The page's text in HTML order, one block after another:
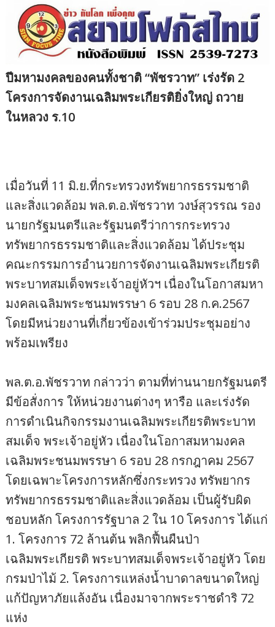
ปีมหามงคลของคนทั้งชาติ “พัชรวาท” เร่งรัด 2
โครงการจัดงานเฉลิมพระเกียรติยิ่งใหญ่ ถวาย
ในหลวง ร.10
เมื่อวันที่ 11 มิ.ย.ที่กระทรวงทรัพยากรธรรมชาติ
และสิ่งแวดล้อม พล.ต.อ.พัชรวาท วงษ์สุวรรณ รอง
นายกรัฐมนตรีและรัฐมนตรีว่าการกระทรวง
ทรัพยากรธรรมชาติและสิ่งแวดล้อม ได้ประชุม
คณะกรรมการอำนวยการจัดงานเฉลิมพระเกียรติ
พระบาทสมเด็จพระเจ้าอยู่หัวฯ เนื่องในโอกาสมหา
มงคลเฉลิมพระชนมพรรษา 6 รอบ 28 ก.ค.2567
โดยมีหน่วยงานที่เกี่ยวข้องเข้าร่วมประชุมอย่าง
พร้อมเพรียง
พล.ต.อ.พัชรวาท กล่าวว่า ตามที่ท่านนายกรัฐมนตรี
มีข้อสั่งการ ให้หน่วยงานต่างๆ หารือ และเร่งรัด
การดำเนินกิจกรรมงานเฉลิมพระเกียรติพระบาท
สมเด็จ พระเจ้าอยู่หัว เนื่องในโอกาสมหามงคล
เฉลิมพระชนมพรรษา 6 รอบ 28 กรกฎาคม 2567
โดยเฉพาะโครงการหลักซึ่งกระทรวง ทรัพยากร
ทรัพยากรธรรมชาติและสิ่งแวดล้อม เป็นผู้รับผิด
ชอบหลัก โครงการรัฐบาล 2 ใน 10 โครงการ ได้แก่
1. โครงการ 72 ล้านต้น พลิกฟื้นผืนป่า
เฉลิมพระเกียรติ พระบาทสมเด็จพระเจ้าอยู่หัว โดย
กรมป่าไม้ 2. โครงการแหล่งน้ำบาดาลขนาดใหญ่
แก้ปัญหาภัยแล้งอัน เนื่องมาจากพระราชดำริ 72
แห่ง